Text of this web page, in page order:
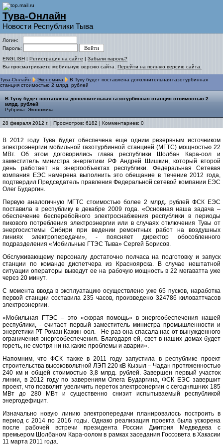
Тува-Онлайн
Новости Республики Тыва
Логин:
Пароль:
ENGLISH | Регистрация на сайте | Забыли пароль?
Вы просматриваете мобильную версию сайта. Перейти на полную версию сайта.
Тува-Онлайн Экономика
В Туву будет поставлена дополнительная газотурбинная
станция стоимостью 2 млрд. рублей
В Туву будет поставлена дополнительная газотурбинная станция стоимостью 2
млрд. рублей
Рубрика: Экономика
28 февраля 2012 г. | Просмотров: 6182 | Комментариев: 0
В 2012 году Тува будет обеспечена еще одним резервным источником
электроэнергии мобильной газотурбинной станцией (МГТС) мощностью 22
МВт. Об этом договорились глава республики Шолбан Кара-оол и
заместитель министра энергетики РФ Андрей Шишкин, который второй
день работает на энергообъектах республики. Федеральная Сетевая
компания ЕЭС намерена выполнить это обещание в течение 2012 года,
подтвердил Председатель правления Федеральной сетевой компании ЕЭС
Олег Бударгин.
Первую аналогичную МГТС стоимостью более 2 млрд. рублей ФСК ЕЭС
поставила в республику в декабре 2009 года. «Основная наша задача –
обеспечение бесперебойного электроснабжения республики в периоды
пикового потребления электроэнергии или в случаях отключения Тувы от
энергосистемы Сибири при ведении ремонтных работ на воздушных
линиях электропередачи», - поясняет директор обособленного
подразделения «Мобильные ГТЭС Тыва» Сергей Борисов.
Обслуживающему персоналу достаточно полчаса на подготовку и запуск
станции по команде диспетчера из Красноярска. В случае нештатной
ситуации операторы выведут ее на рабочую мощность в 22 мегаватта уже
через 20 минут.
С момента ввода в эксплуатацию осуществлено уже 65 пусков, наработка
первой станции составила 235 часов, произведено 324786 киловаттчасов
электроэнергии.
«Мобильная ГТЭС – это «скорая помощь» в энергообеспечения нашей
республики, - считает первый заместитель министра промышленности и
энергетики РТ Роман Кажин-оол. - Не раз она спасала нас от вынужденного
ограничения энергообеспечения. Благодаря ей, свет в наших домах будет
гореть, не смотря ни на какие проблемы и аварии».
Напомним, что ФСК также в 2011 году запустила в республике проект
строительства высоковольтной ЛЭП 220 кВ Кызыл – Чадан протяженностью
240 км и общей стоимостью 3,8 млрд. рублей. Завершен первый участок
линии, в 2012 году по заверениям Олега Бударгина, ФСК ЕЭС завершит
проект, что позволит увеличить переток электроэнергии с сегодняшних 185
МВт до 280 МВт и существенно снизит испытываемый республикой
энергодефицит.
Изначально новую линию электропередачи планировалось построить в
период с 2014 по 2016 годы. Однако реализация проекта была ускорена
после рабочей встречи президента России Дмитрия Медведева с
премьером Шолбаном Кара-оолом в рамках заседания Госсовета в Хакасии
11 марта 2011 года.